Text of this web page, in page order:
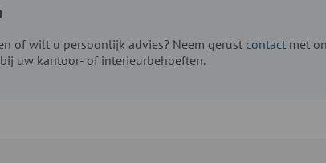
of wilt u persoonlijk advies? Neem gerust contact met
uw kantoor- of interieurbehoeften.